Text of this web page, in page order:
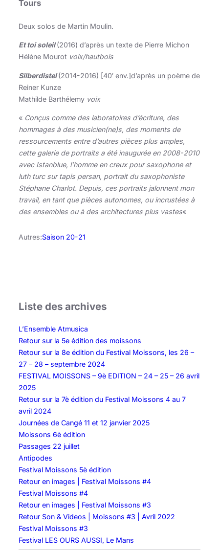
Tours
Deux solos de Martin Moulin.
Et toi soleil(2016) d’après un texte de Pierre Michon
Hélène Mourot voix/hautbois
Silberdistel(2014-2016) [40′ env.]d’après un poème de
Reiner Kunze
Mathilde Barthélemy voix
« Conçus comme des laboratoires d’écriture, des
hommages à des musicien(ne)s, des moments de
ressourcements entre d’autres pièces plus amples,
cette galerie de portraits a été inaugurée en 2008-2010
avec Istanblue, l’homme en creux pour saxophone et
luth turc sur tapis persan, portrait du saxophoniste
Stéphane Charlot. Depuis, ces portraits jalonnent mon
travail, en tant que pièces autonomes, ou incrustées à
des ensembles ou à des architectures plus vastes«
Autres:Saison 20-21
Liste des archives
L’Ensemble Atmusica
Retour sur la 5e édition des moissons
Retour sur la 8e édition du Festival Moissons, les 26 –
27 – 28 – septembre 2024
FESTIVAL MOISSONS – 9è EDITION – 24 – 25 – 26 avril
2025
Retour sur la 7è édition du Festival Moissons 4 au 7
avril 2024
Journées de Cangé 11 et 12 janvier 2025
Moissons 6è édition
Passages 22 juillet
Antipodes
Festival Moissons 5è édition
Retour en images | Festival Moissons #4
Festival Moissons #4
Retour en images | Festival Moissons #3
Retour Son & Videos | Moissons #3 | Avril 2022
Festival Moissons #3
Festival LES OURS AUSSI, Le Mans